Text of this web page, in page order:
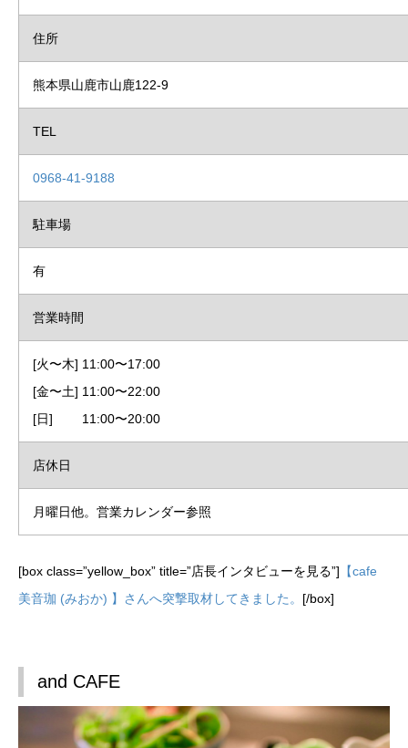
住所
熊本県山鹿市山鹿122-9
TEL
0968-41-9188
駐車場
有
営業時間
[火〜木] 11:00〜17:00
[金〜土] 11:00〜22:00
[日] 11:00〜20:00
店休日
月曜日他。営業カレンダー参照
[box class=”yellow_box” title=”店長インタビューを見る”] 【cafe
美音珈 (みおか) 】さんへ突撃取材してきました。 [/box]
and CAFE